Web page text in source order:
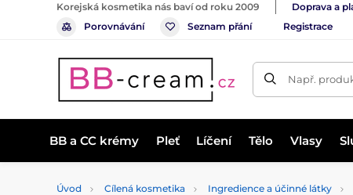
Korejská kosmetika nás baví od roku 2009 Doprava a
Porovnávání
Seznam přání Registrace
Např.
BB a CC krémy Pleť Líčení Tělo Vlasy
Úvod Cílená kosmetika Ingredience a účinné látky